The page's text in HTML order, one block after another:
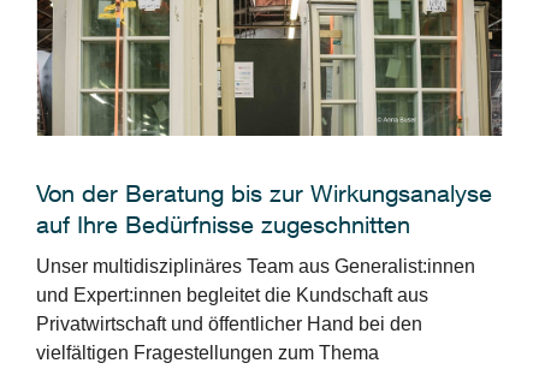
Von der Beratung bis zur Wirkungsanalyse
auf Ihre Bedürfnisse zugeschnitten
Unser multidisziplinäres Team aus Generalist:innen
und Expert:innen begleitet die Kundschaft aus
Privatwirtschaft und öffentlicher Hand bei den
vielfältigen Fragestellungen zum Thema